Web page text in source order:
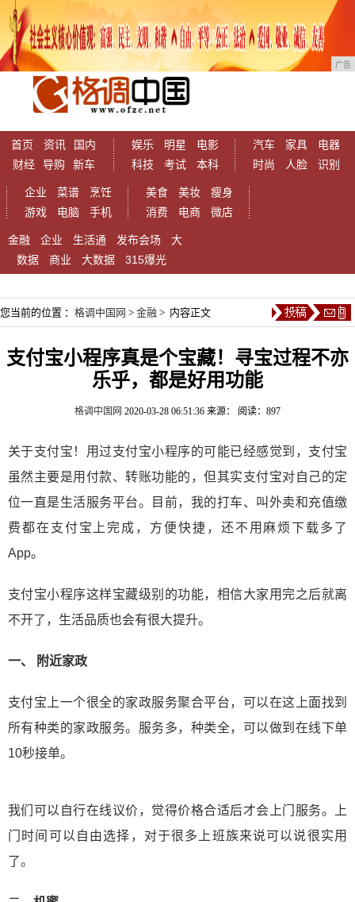
广告
首页 资讯
国内
财经
导购 新车
娱乐 明星
电影
科技
考试 本科
汽车 家具
电器
时尚
人脸 识别
企业 菜谱
烹饪
游戏
电脑 手机
美食 美妆
瘦身
消费
电商 微店
金融 企业 生活通 发布会场
大
数据
商业 大数据 315爆光
您当前的位置 ： 格调中国网 > 金融 > 内容正文
支付宝小程序真是个宝藏！寻宝过程不亦
乐乎，都是好用功能
格调中国网 2020-03-28 06:51:36 来源： 阅读：897
关于支付宝！用过支付宝小程序的可能已经感觉到，支付宝
虽然主要是用付款、转账功能的，但其实支付宝对自己的定
位一直是生活服务平台。目前，我的打车、叫外卖和充值缴
费都在支付宝上完成，方便快捷，还不用麻烦下载多了
App。
支付宝小程序这样宝藏级别的功能，相信大家用完之后就离
不开了，生活品质也会有很大提升。
一、 附近家政
支付宝上一个很全的家政服务聚合平台，可以在这上面找到
所有种类的家政服务。服务多，种类全，可以做到在线下单
10秒接单。
我们可以自行在线议价，觉得价格合适后才会上门服务。上
门时间可以自由选择，对于很多上班族来说可以说很实用
了。